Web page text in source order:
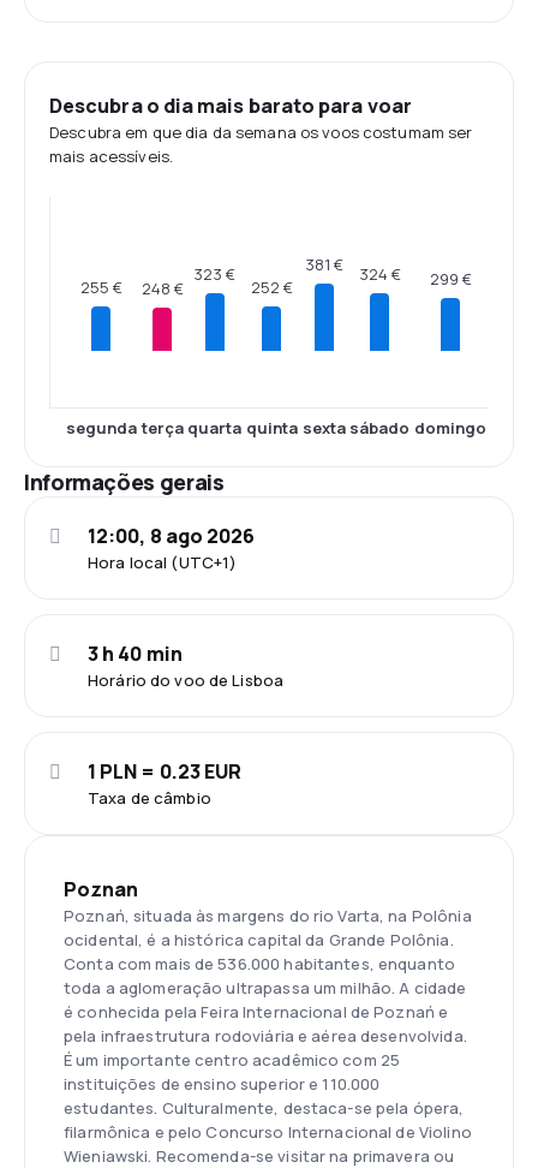
Descubra o dia mais barato para voar
Descubra em que dia da semana os voos costumam ser
mais acessíveis.
255 €
segunda
248 €
terça
323 €
quarta
252 €
quinta
381 €
sexta
324 €
sábado
299 €
domingo
Informações gerais
Hora local (UTC+1)
12:00, 8 ago 2026
Horário do voo de Lisboa
3 h 40 min
Taxa de câmbio
1 PLN = 0.23 EUR
Poznan
Poznań, situada às margens do rio Varta, na Polônia
ocidental, é a histórica capital da Grande Polônia.
Conta com mais de 536.000 habitantes, enquanto
toda a aglomeração ultrapassa um milhão. A cidade
é conhecida pela Feira Internacional de Poznań e
pela infraestrutura rodoviária e aérea desenvolvida.
É um importante centro acadêmico com 25
instituições de ensino superior e 110.000
estudantes. Culturalmente, destaca-se pela ópera,
filarmônica e pelo Concurso Internacional de Violino
Wieniawski. Recomenda-se visitar na primavera ou